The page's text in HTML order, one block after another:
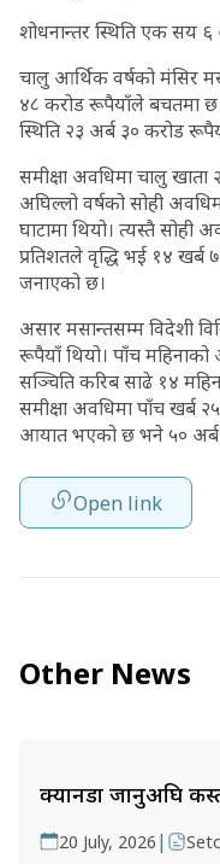
शोधनान्तर स्थिति एक सय
चालु आर्थिक वर्षको मंसिर
४८ करोड रूपैयाँले बचतमा
स्थिति २३ अर्ब ३० करोड
समीक्षा अवधिमा चालु
अघिल्लो वर्षको सोही
घाटामा थियो। त्यस्तै सोही
प्रतिशतले वृद्धि भई १४ खर्ब
जनाएको छ।
असार मसान्तसम्म विदेशी
रूपैयाँ थियो। पाँच
सञ्चिति करिब साढे १४
समीक्षा अवधिमा पाँच खर्ब
आयात भएको छ भने ५० अर्ब
Open link
Other News
क्यानडा जानुअघि
20 July, 2026 |